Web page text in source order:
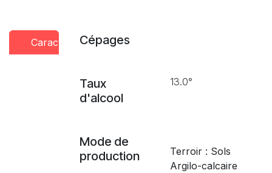
CaractéristiquesCépages
Taux
d'alcool
13.0°
Mode de
production
Terroir : Sols
Argilo-calcaire